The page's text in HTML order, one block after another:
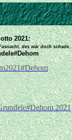
2021:
des wär doch
2021